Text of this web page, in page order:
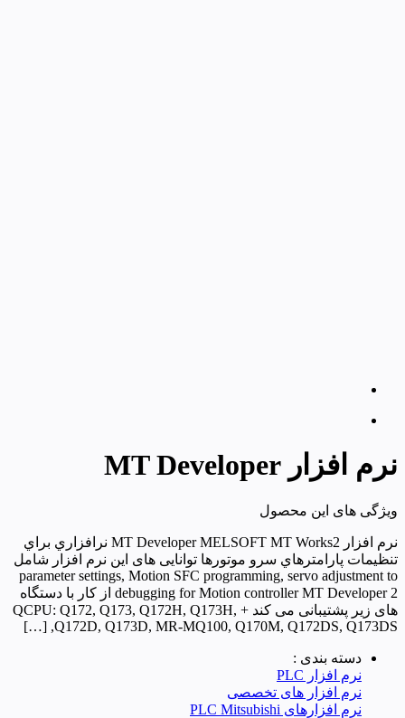
نرم افزار MT Developer
ویژگی های این محصول
نرم افزار MT Developer MELSOFT MT Works2 نرافزاري براي
تنظيمات پارامترهاي سرو موتورها توانایی های این نرم افزار شامل
parameter settings, Motion SFC programming, servo adjustment to
debugging for Motion controller MT Developer 2 از کار با دستگاه
های زیر پشتیبانی می کند + QCPU: Q172, Q173, Q172H, Q173H,
Q172D, Q173D, MR-MQ100, Q170M, Q172DS, Q173DS, […]
دسته بندی :
نرم افزار PLC
نرم افزار های تخصصی
نرم افزارهای PLC Mitsubishi